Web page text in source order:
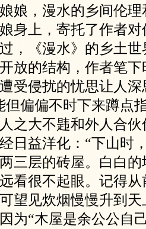
娘，漫水的乡间伦
身上，寄托了作者
，《漫水》的乡土
放的结构，作者笔
受侵扰的忧思让人深
但偏偏不时下来蹲点
之大不韪和外人合
日益洋化：“下山时
三层的砖屋。白白
看很不起眼。记得
望见炊烟慢慢升到
为“木屋是余公公自